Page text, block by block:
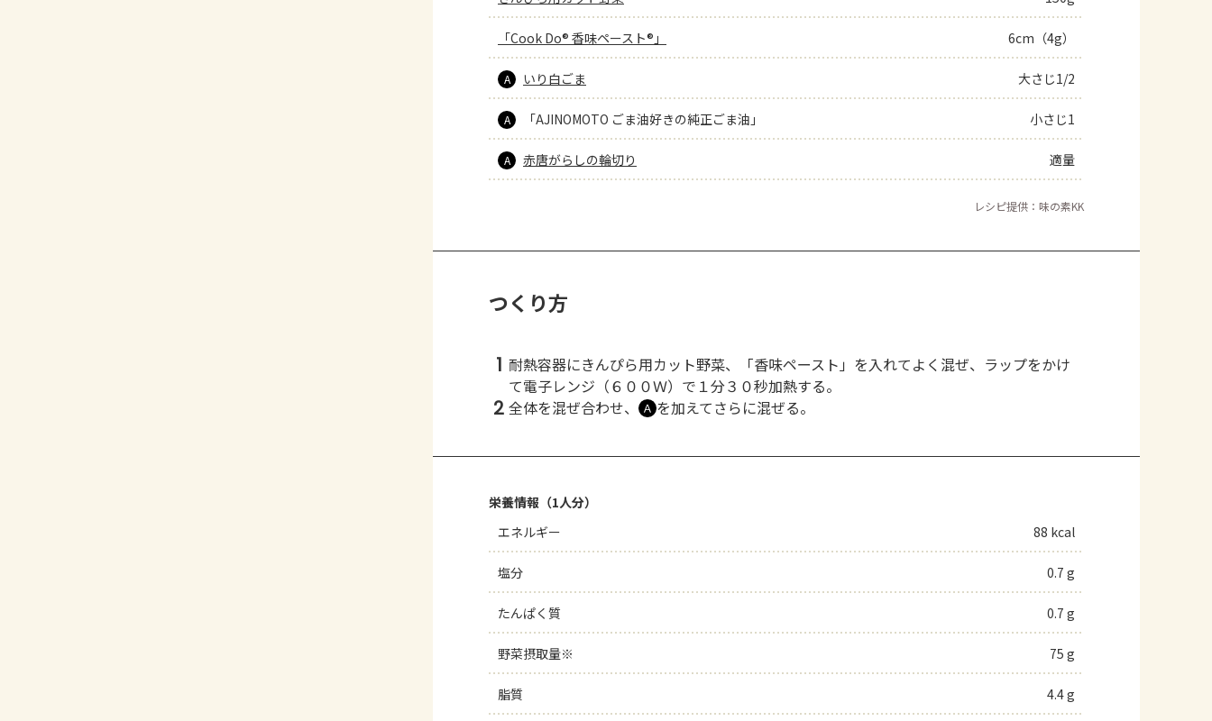
「Cook Do® 香味ペースト®」 6cm（4g）
A いり白ごま 大さじ1/2
A 「AJINOMOTO ごま油好きの純正ごま油」 小さじ1
A 赤唐がらしの輪切り 適量
レシピ提供：味の素KK
つくり方
1 耐熱容器にきんぴら用カット野菜、「香味ペースト」を入れてよく混ぜ、ラップをかけ
て電子レンジ（６００Ｗ）で１分３０秒加熱する。
2 全体を混ぜ合わせ、 Ａ を加えてさらに混ぜる。
栄養情報（1人分）
エネルギー
88 kcal
塩分 0.7 g
たんぱく質 0.7 g
野菜摂取量※ 75 g
脂質 4.4 g